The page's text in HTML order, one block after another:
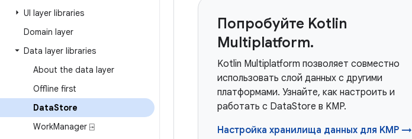
UI layer libraries
Domain layer
Data layer libraries
About the data layer
Offline first
DataStore
WorkManager ⍈
Попробуйте Kotlin
Multiplatform.
Kotlin Multiplatform позволяет совместно
использовать слой данных с другими
платформами. Узнайте, как настроить и
работать с DataStore в KMP.
Настройка хранилища данных для KMP →